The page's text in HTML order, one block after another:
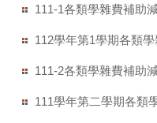
111-1各類學雜費補助
112學年第1學期各類
111-2各類學雜費補助
111學年第二學期各類